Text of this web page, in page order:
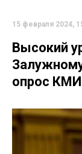
15 февраля 2024,
Высокий
опрос